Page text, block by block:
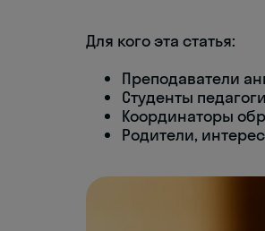
Для кого эта статья:
Преподаватели
Студенты
Координаторы
Родители,